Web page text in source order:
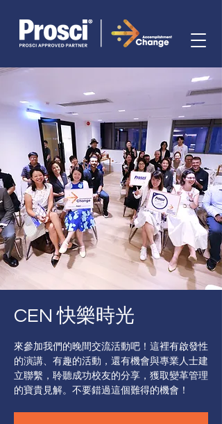
CEN 快樂時光
來參加我們的晚間交流活動吧！這裡有啟發性
的演講、有趣的活動，還有機會與專業人士建
立聯繫，聆聽成功校友的分享，獲取變革管理
的寶貴見解。不要錯過這個難得的機會！